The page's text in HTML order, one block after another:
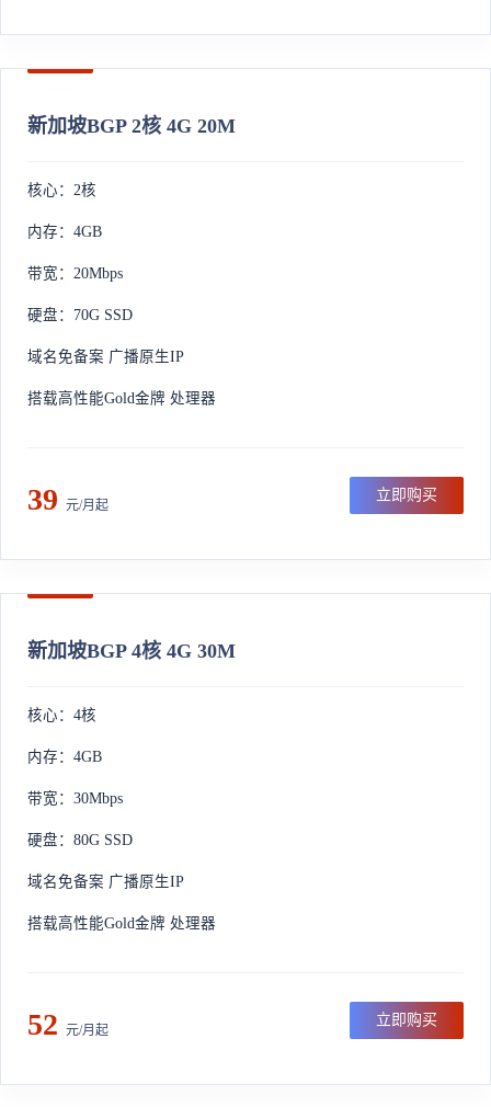
新加坡BGP 2核 4G 20M
核心：2核
内存：4GB
带宽：20Mbps
硬盘：70G SSD
域名免备案 广播原生IP
搭载高性能Gold金牌 处理器
39 元/月起
立即购买
新加坡BGP 4核 4G 30M
核心：4核
内存：4GB
带宽：30Mbps
硬盘：80G SSD
域名免备案 广播原生IP
搭载高性能Gold金牌 处理器
52 元/月起
立即购买